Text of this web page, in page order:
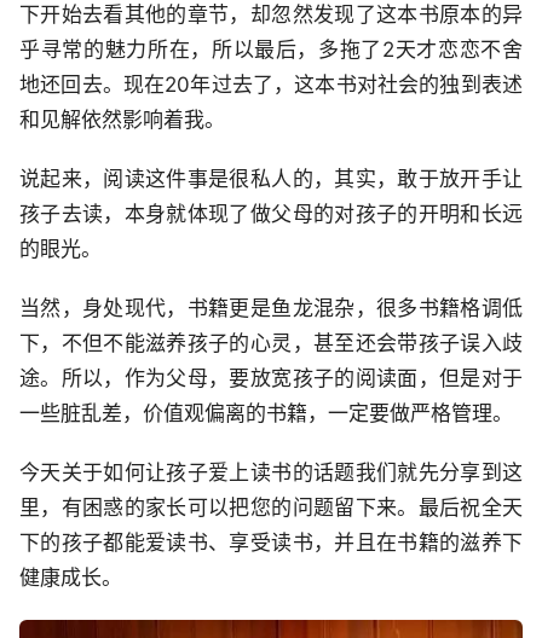
下开始去看其他的章节，却忽然发现了这本书原本的异
乎寻常的魅力所在，所以最后，多拖了2天才恋恋不舍
地还回去。现在20年过去了，这本书对社会的独到表述
和见解依然影响着我。
说起来，阅读这件事是很私人的，其实，敢于放开手让
孩子去读，本身就体现了做父母的对孩子的开明和长远
的眼光。
当然，身处现代，书籍更是鱼龙混杂，很多书籍格调低
下，不但不能滋养孩子的心灵，甚至还会带孩子误入歧
途。所以，作为父母，要放宽孩子的阅读面，但是对于
一些脏乱差，价值观偏离的书籍，一定要做严格管理。
今天关于如何让孩子爱上读书的话题我们就先分享到这
里，有困惑的家长可以把您的问题留下来。最后祝全天
下的孩子都能爱读书、享受读书，并且在书籍的滋养下
健康成长。